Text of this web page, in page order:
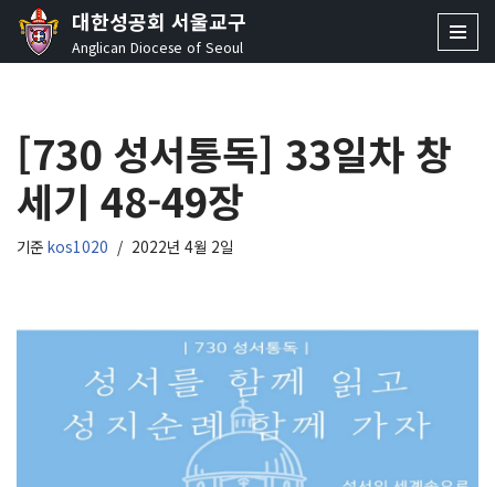
콘
로
너
뛰
기
대한성공회 서울교구
Anglican Diocese of Seoul
[730 성서통독] 33일차 창
세기 48-49장
기준 kos1020 2022년 4월 2일